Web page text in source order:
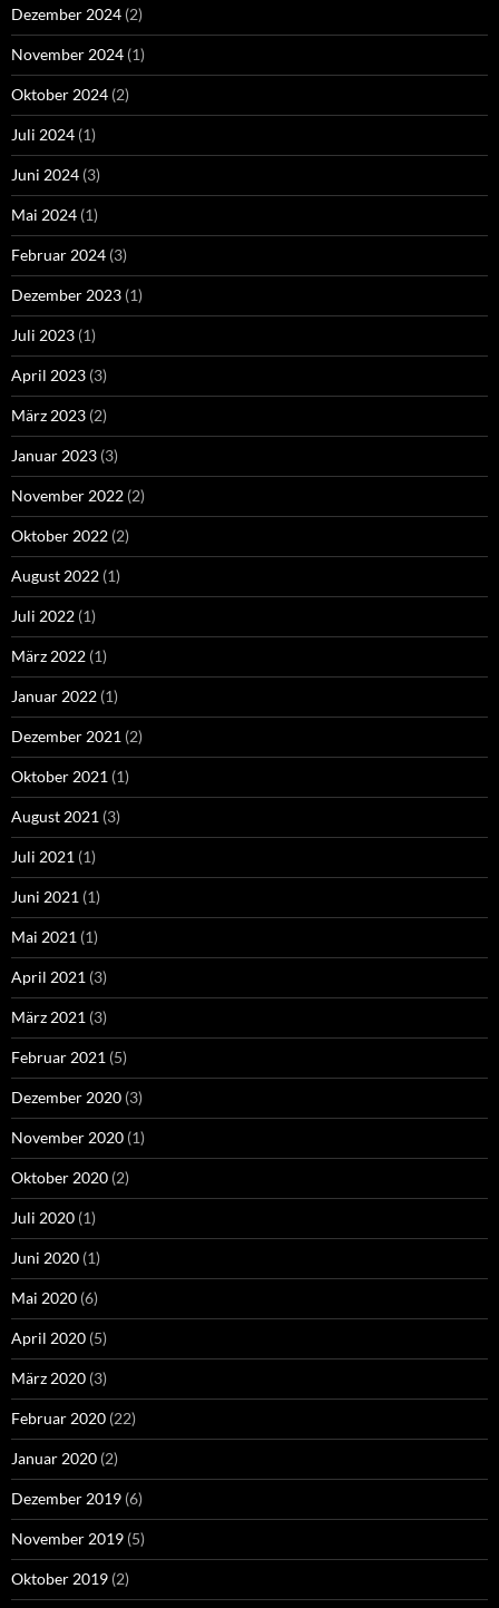
Dezember 2024 (2)
November 2024 (1)
Oktober 2024 (2)
Juli 2024 (1)
Juni 2024 (3)
Mai 2024 (1)
Februar 2024 (3)
Dezember 2023 (1)
Juli 2023 (1)
April 2023 (3)
März 2023 (2)
Januar 2023 (3)
November 2022 (2)
Oktober 2022 (2)
August 2022 (1)
Juli 2022 (1)
März 2022 (1)
Januar 2022 (1)
Dezember 2021 (2)
Oktober 2021 (1)
August 2021 (3)
Juli 2021 (1)
Juni 2021 (1)
Mai 2021 (1)
April 2021 (3)
März 2021 (3)
Februar 2021 (5)
Dezember 2020 (3)
November 2020 (1)
Oktober 2020 (2)
Juli 2020 (1)
Juni 2020 (1)
Mai 2020 (6)
April 2020 (5)
März 2020 (3)
Februar 2020 (22)
Januar 2020 (2)
Dezember 2019 (6)
November 2019 (5)
Oktober 2019 (2)